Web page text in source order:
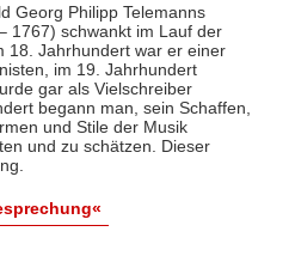
Georg Philipp Telemanns
1767) schwankt im Lauf der
18. Jahrhundert war er einer
im 19. Jahrhundert
gar als Vielschreiber
begann man, sein Schaffen,
und Stile der Musik
und zu schätzen. Dieser